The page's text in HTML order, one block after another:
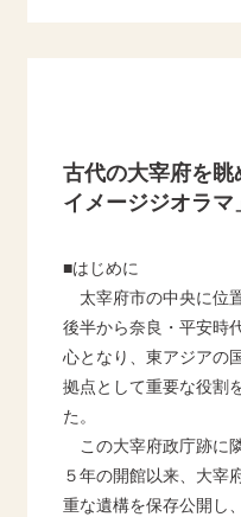
古代の大宰府を
イメージジオラ
■はじめに
太宰府市の中央に位
後半から奈良・平安時
心となり、東アジアの
拠点として重要な役割
た。
この大宰府政庁跡に
５年の開館以来、大宰
重な遺構を保存公開し